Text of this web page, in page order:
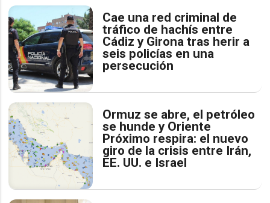
Cae una red criminal de
tráfico de hachís entre
Cádiz y Girona tras herir a
seis policías en una
persecución
Ormuz se abre, el petróleo
se hunde y Oriente
Próximo respira: el nuevo
giro de la crisis entre Irán,
EE. UU. e Israel